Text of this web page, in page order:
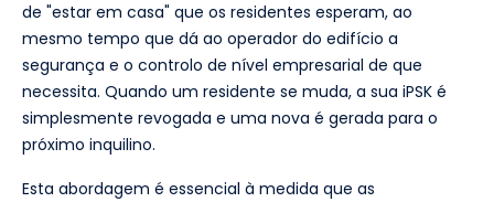
de "estar em casa" que os residentes esperam, ao
mesmo tempo que dá ao operador do edifício a
segurança e o controlo de nível empresarial de que
necessita. Quando um residente se muda, a sua iPSK é
simplesmente revogada e uma nova é gerada para o
próximo inquilino.
Esta abordagem é essencial à medida que as